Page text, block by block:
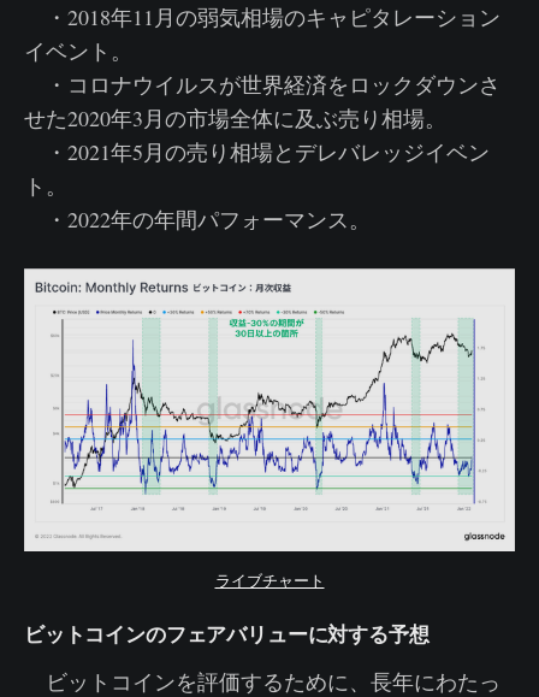
・2018年11月の弱気相場のキャピタレーション
イベント。
・コロナウイルスが世界経済をロックダウンさ
せた2020年3月の市場全体に及ぶ売り相場。
・2021年5月の売り相場とデレバレッジイベン
ト。
・2022年の年間パフォーマンス。
ライブチャート
ビットコインのフェアバリューに対する予想
ビットコインを評価するために、長年にわたっ